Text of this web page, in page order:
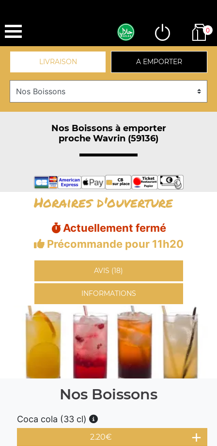
0
LIVRAISON A EMPORTER
Nos Boissons à emporter
proche Wavrin (59136)
Horaires d'ouverture
Actuellement fermé
Précommande pour 11h20
AVIS (18)
INFORMATIONS
Nos Boissons
Coca cola (33 cl)
2.20€